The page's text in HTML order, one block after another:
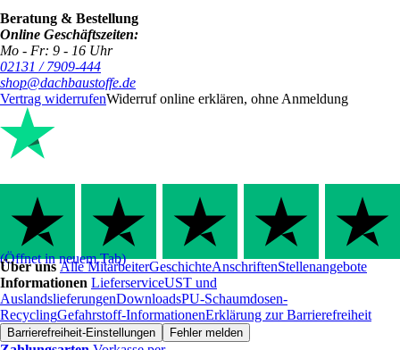
Beratung & Bestellung
Online Geschäftszeiten:
Mo - Fr: 9 - 16 Uhr
02131 / 7909-444
shop@dachbaustoffe.de
Vertrag widerrufenWiderruf online erklären, ohne Anmeldung
(Öffnet in neuem Tab)
Über unsAlle MitarbeiterGeschichteAnschriftenStellenangebote
Informationen LieferserviceUST und
AuslandslieferungenDownloadsPU-Schaumdosen-
RecyclingGefahrstoff-InformationenErklärung zur Barrierefreiheit
Barrierefreiheit-Einstellungen Fehler melden